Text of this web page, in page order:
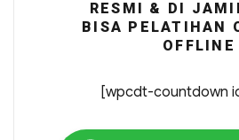
RESMI & DI
BISA PELATIHAN
OFFLINE
[wpcdt-countdown